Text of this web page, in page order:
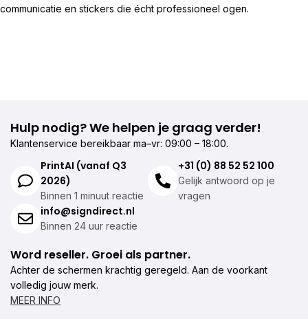
communicatie en stickers die écht professioneel ogen.
Hulp nodig? We helpen je graag verder!
Klantenservice bereikbaar ma–vr: 09:00 – 18:00.
PrintAI (vanaf Q3
2026)
Binnen 1 minuut reactie
+31 (0) 88 52 52 100
Gelijk antwoord op je
vragen
info@signdirect.nl
Binnen 24 uur reactie
Word reseller. Groei als partner.
Achter de schermen krachtig geregeld. Aan de voorkant
volledig jouw merk.
MEER INFO